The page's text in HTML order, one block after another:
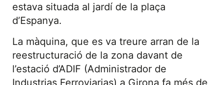
estava situada al jardí de la plaça
d’Espanya.
La màquina, que es va treure arran de la
reestructuració de la zona davant de
l’estació d’ADIF (Administrador de
Industrias Ferroviarias) a Girona fa més de